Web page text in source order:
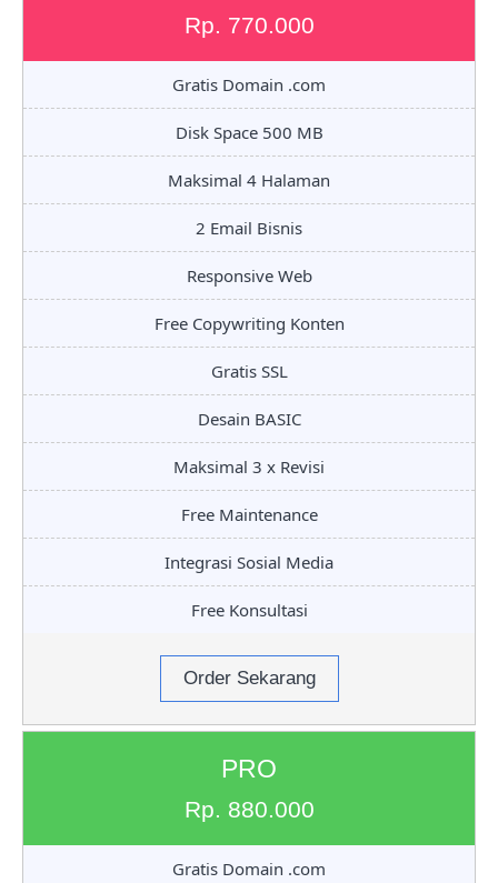
Rp. 770.000
Gratis Domain .com
Disk Space 500 MB
Maksimal 4 Halaman
2 Email Bisnis
Responsive Web
Free Copywriting Konten
Gratis SSL
Desain BASIC
Maksimal 3 x Revisi
Free Maintenance
Integrasi Sosial Media
Free Konsultasi
Order Sekarang
PRO
Rp. 880.000
Gratis Domain .com